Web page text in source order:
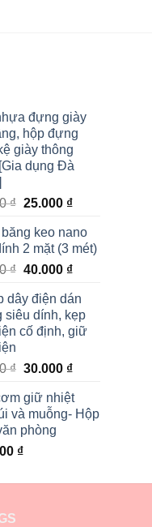
đựng giày
hộp đựng
giày thông
dụng Đà
₫ 25.000 ₫
keo nano
2 mặt (3 mét)
₫ 40.000 ₫
dây điện dán
siêu dính, kẹp
cố định, giữ
₫ 30.000 ₫
giữ nhiệt
và muỗng- Hộp
phòng
₫